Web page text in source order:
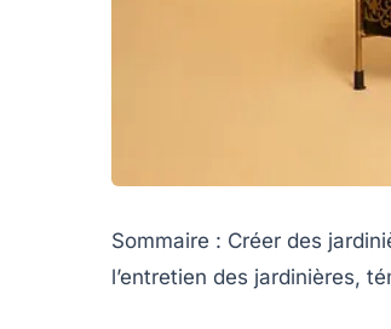
Sommaire : Créer des
l’entretien des jardinières,